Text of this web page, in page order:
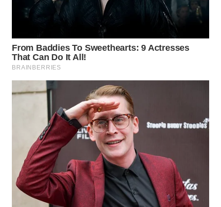
WN
SIMALUNGUN
WN
LABUHANBATU
TAPANULI
WN DELI
SERDANG
WN
TEBING
TINGGI